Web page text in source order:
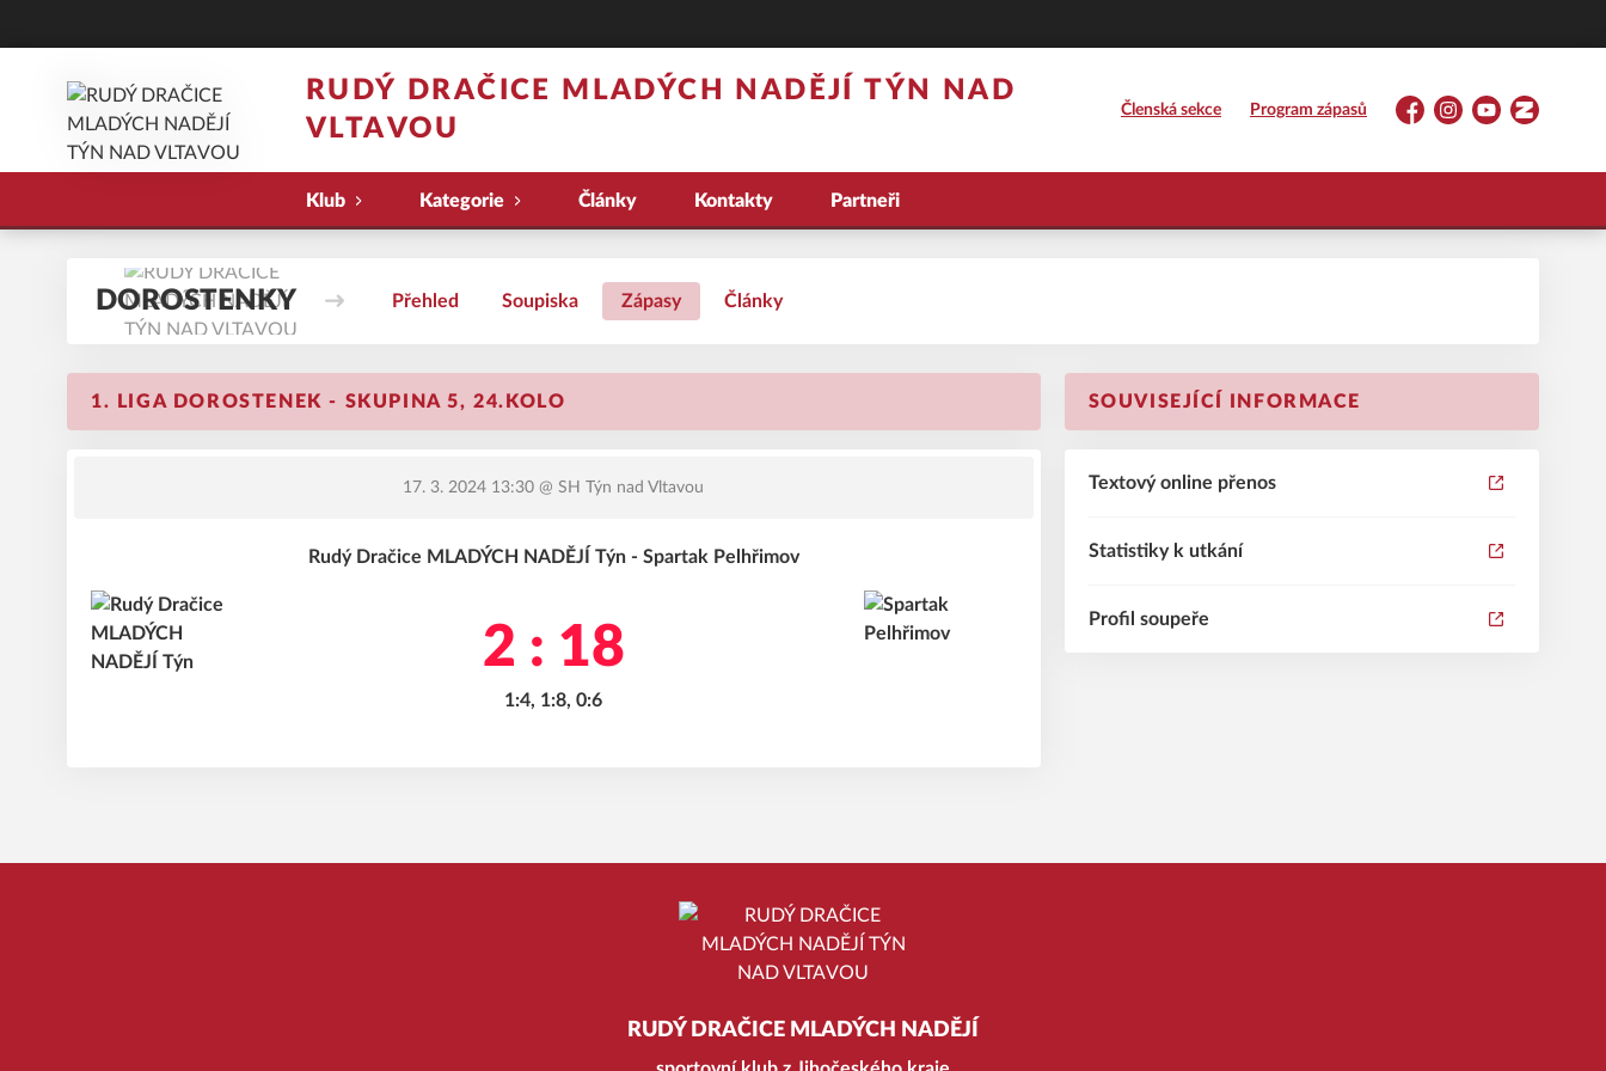
RUDÝ DRAČICE MLADÝCH NADĚJÍ TÝN NAD
VLTAVOU
Členská sekce Program zápasů
FacebookInstagramYouTubeZonerama
Klub Kategorie Články Kontakty Partneři
DOROSTENKY Přehled Soupiska Zápasy Články
1. LIGA DOROSTENEK - SKUPINA 5, 24.KOLO
17. 3. 2024 13:30 @ SH Týn nad Vltavou
Rudý Dračice MLADÝCH NADĚJÍ Týn - Spartak Pelhřimov
2 : 18
1:4, 1:8, 0:6
SOUVISEJÍCÍ INFORMACE
Textový online přenos
Statistiky k utkání
Profil soupeře
RUDÝ DRAČICE MLADÝCH NADĚJÍ